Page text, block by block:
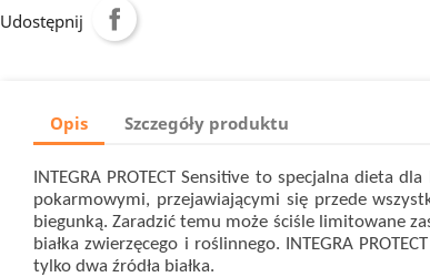
Udostępnij
Opis Szczegóły produktu
INTEGRA PROTECT Sensitive to specjalna dieta
pokarmowymi, przejawiającymi się przede
biegunką. Zaradzić temu może ściśle limitowane
białka zwierzęcego i roślinnego. INTEGRA
tylko dwa źródła białka.